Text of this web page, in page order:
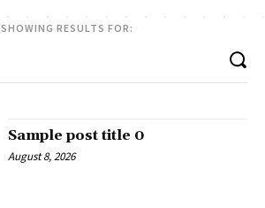
SHOWING RESULTS FOR:
Sample post title 0
August 8, 2026